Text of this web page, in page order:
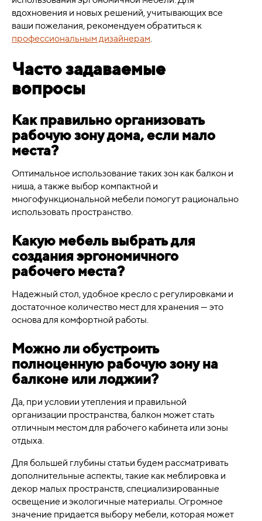
вдохновения и новых решений, учитывающих все
ваши пожелания, рекомендуем обратиться к
профессиональным дизайнерам.
Часто задаваемые
вопросы
Как правильно организовать
рабочую зону дома, если мало
места?
Оптимальное использование таких зон как балкон и
ниша, а также выбор компактной и
многофункциональной мебели помогут рационально
использовать пространство.
Какую мебель выбрать для
создания эргономичного
рабочего места?
Надежный стол, удобное кресло с регулировками и
достаточное количество мест для хранения — это
основа для комфортной работы.
Можно ли обустроить
полноценную рабочую зону на
балконе или лоджии?
Да, при условии утепления и правильной
организации пространства, балкон может стать
отличным местом для рабочего кабинета или зоны
отдыха.
Для большей глубины статьи будем рассматривать
дополнительные аспекты, такие как меблировка и
декор малых пространств, специализированные
освещение и экологичные материалы. Огромное
значение придается выбору мебели, которая может